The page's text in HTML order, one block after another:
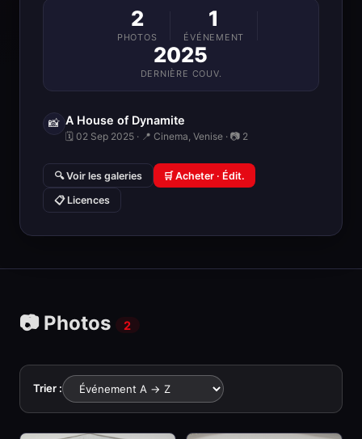
2
PHOTOS
1
ÉVÉNEMENT
2025
DERNIÈRE COUV.
📸 A House of Dynamite
🗓 02 Sep 2025 · 📍 Cinema, Venise · 📷 2
🔍 Voir les galeries 🛒 Acheter · Édit.
📋 Licences
📷 Photos 2
Trier :